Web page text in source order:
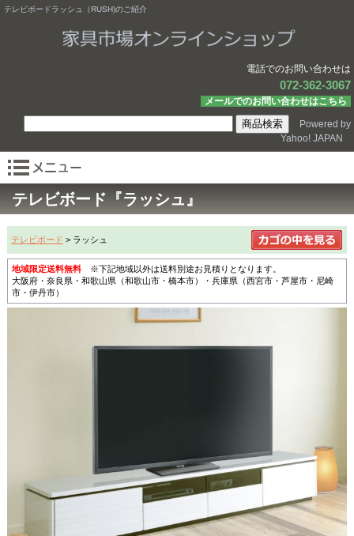
テレビボードラッシュ（RUSH)のご紹介
電話でのお問い合わせは
072-362-3067
メールでのお問い合わせはこちら
Powered by
Yahoo! JAPAN
テレビボード『ラッシュ』
テレビボード > ラッシュ
地域限定送料無料※下記地域以外は送料別途お見積りとなります。
大阪府・奈良県・和歌山県（和歌山市・橋本市）・兵庫県（西宮市・芦屋市・尼崎
市・伊丹市）